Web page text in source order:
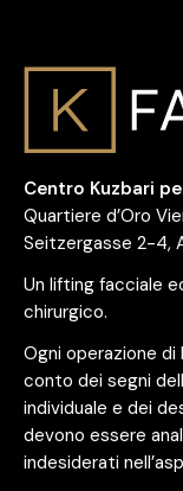
Centro Kuzbari
Quartiere d’Oro
Seitzergasse 2-4,
Un lifting facciale
chirurgico.
Ogni operazione
conto dei segni
individuale e dei
devono essere
indesiderati